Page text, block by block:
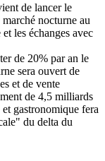
de lancer le
nocturne au
les échanges avec
de 20% par an le
sera ouvert de
et de vente
de 4,5 milliards
gastronomique fera
du delta du